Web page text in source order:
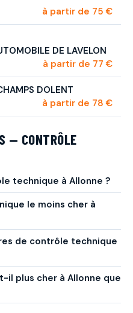
à partir de 75 €
DE LAVELON
à partir de 77 €
DOLENT
à partir de 78 €
— CONTRÔLE
technique à Allonne ?
le moins cher à
de contrôle technique
il plus cher à Allonne que